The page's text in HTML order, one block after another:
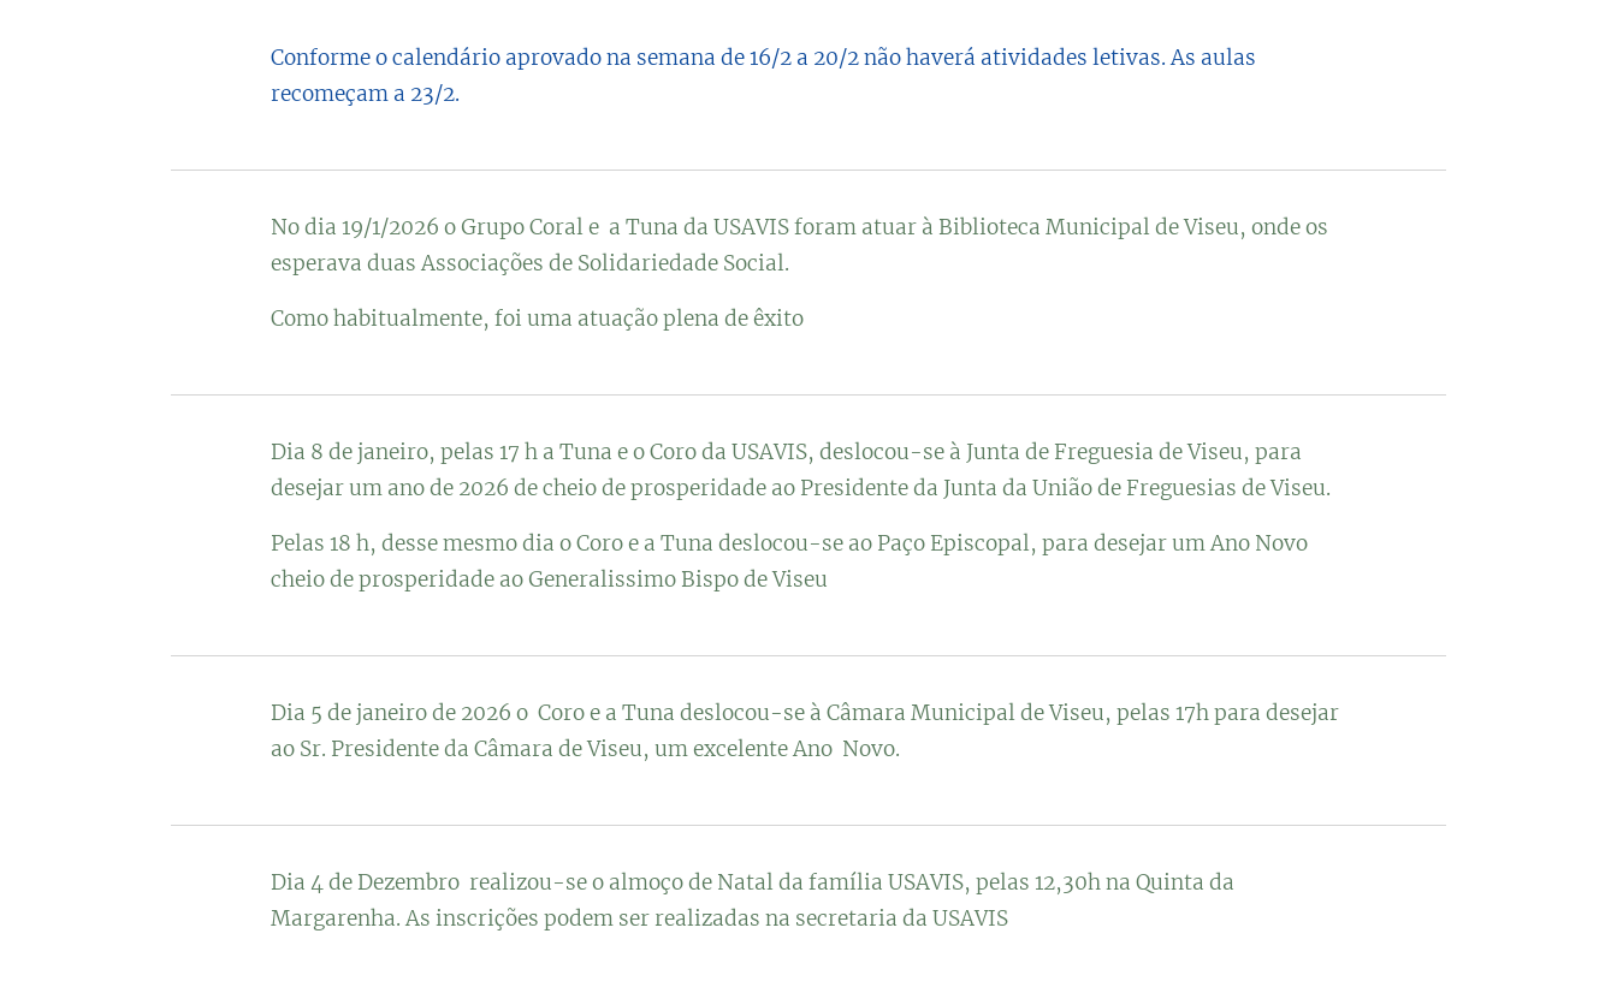
Conforme o calendário aprovado na semana de 16/2 a 20/2 não haverá atividades letivas. As aulas
recomeçam a 23/2.
No dia 19/1/2026 o Grupo Coral e a Tuna da USAVIS foram atuar à Biblioteca Municipal de Viseu, onde os
esperava duas Associações de Solidariedade Social.
Como habitualmente, foi uma atuação plena de êxito
Dia 8 de janeiro, pelas 17 h a Tuna e o Coro da USAVIS, deslocou-se à Junta de Freguesia de Viseu, para
desejar um ano de 2026 de cheio de prosperidade ao Presidente da Junta da União de Freguesias de Viseu.
Pelas 18 h, desse mesmo dia o Coro e a Tuna deslocou-se ao Paço Episcopal, para desejar um Ano Novo
cheio de prosperidade ao Generalissimo Bispo de Viseu
Dia 5 de janeiro de 2026 o Coro e a Tuna deslocou-se à Câmara Municipal de Viseu, pelas 17h para desejar
ao Sr. Presidente da Câmara de Viseu, um excelente Ano Novo.
Dia 4 de Dezembro realizou-se o almoço de Natal da família USAVIS, pelas 12,30h na Quinta da
Margarenha. As inscrições podem ser realizadas na secretaria da USAVIS